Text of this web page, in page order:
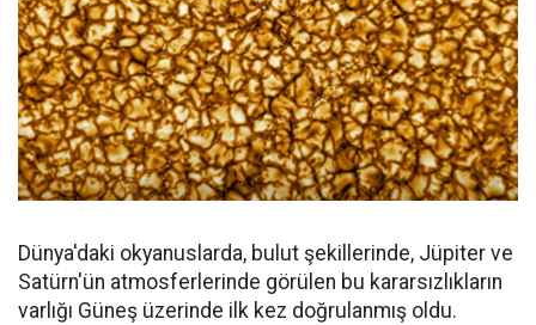
Dünya'daki okyanuslarda, bulut şekillerinde, Jüpiter ve
Satürn'ün atmosferlerinde görülen bu kararsızlıkların
varlığı Güneş üzerinde ilk kez doğrulanmış oldu.